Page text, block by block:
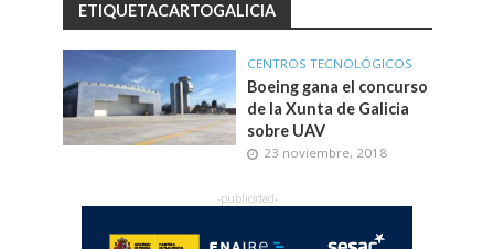
ETIQUETACARTOGALICIA
CENTROS TECNOLÓGICOS
Boeing gana el concurso
de la Xunta de Galicia
sobre UAV
23 noviembre, 2018